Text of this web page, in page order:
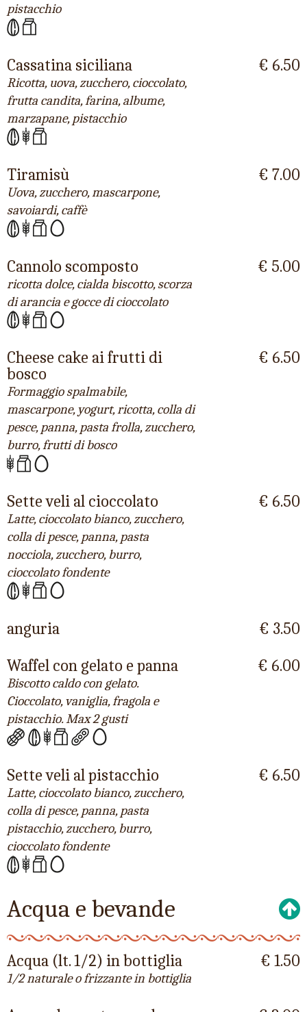
pistacchio
Cassatina siciliana
Ricotta, uova, zucchero, cioccolato,
frutta candita, farina, albume,
marzapane, pistacchio
€ 6.50
Tiramisù
Uova, zucchero, mascarpone,
savoiardi, caffè
€ 7.00
Cannolo scomposto
ricotta dolce, cialda biscotto, scorza
di arancia e gocce di cioccolato
€ 5.00
Cheese cake ai frutti di
bosco
Formaggio spalmabile,
mascarpone, yogurt, ricotta, colla di
pesce, panna, pasta frolla, zucchero,
burro, frutti di bosco
€ 6.50
Sette veli al cioccolato
Latte, cioccolato bianco, zucchero,
colla di pesce, panna, pasta
nocciola, zucchero, burro,
cioccolato fondente
€ 6.50
anguria
€ 3.50
Waffel con gelato e panna
Biscotto caldo con gelato.
Cioccolato, vaniglia, fragola e
pistacchio. Max 2 gusti
€ 6.00
Sette veli al pistacchio
Latte, cioccolato bianco, zucchero,
colla di pesce, panna, pasta
pistacchio, zucchero, burro,
cioccolato fondente
€ 6.50
Acqua e bevande
Acqua (lt. 1/2) in bottiglia
1/2 naturale o frizzante in bottiglia
€ 1.50